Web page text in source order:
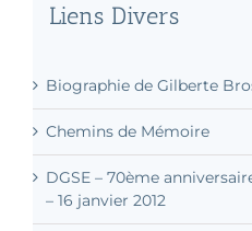
Liens Divers
Biographie de Gilberte
Chemins de Mémoire
DGSE – 70ème
– 16 janvier 2012